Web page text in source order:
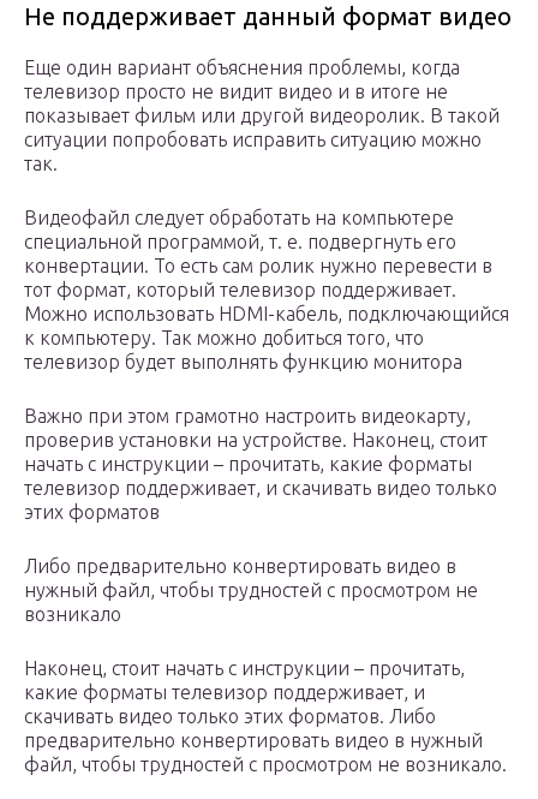
Не поддерживает данный формат видео
Еще один вариант объяснения проблемы, когда
телевизор просто не видит видео и в итоге не
показывает фильм или другой видеоролик. В такой
ситуации попробовать исправить ситуацию можно
так.
Видеофайл следует обработать на компьютере
специальной программой, т. е. подвергнуть его
конвертации. То есть сам ролик нужно перевести в
тот формат, который телевизор поддерживает.
Можно использовать HDMI-кабель, подключающийся
к компьютеру. Так можно добиться того, что
телевизор будет выполнять функцию монитора
Важно при этом грамотно настроить видеокарту,
проверив установки на устройстве. Наконец, стоит
начать с инструкции – прочитать, какие форматы
телевизор поддерживает, и скачивать видео только
этих форматов
Либо предварительно конвертировать видео в
нужный файл, чтобы трудностей с просмотром не
возникало
Наконец, стоит начать с инструкции – прочитать,
какие форматы телевизор поддерживает, и
скачивать видео только этих форматов. Либо
предварительно конвертировать видео в нужный
файл, чтобы трудностей с просмотром не возникало.